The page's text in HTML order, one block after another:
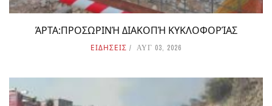
ΆΡΤΑ:ΠΡΟΣΩΡΙΝΉ ΔΙΑΚΟΠΉ ΚΥΚΛΟΦΟΡΊΑΣ
ΕΙΔΗΣΕΙΣ ΑΥΓ 03, 2026